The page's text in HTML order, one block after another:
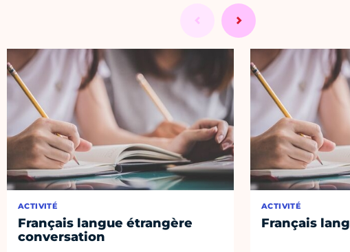
ACTIVITÉ
Français langue étrangère
conversation
ACTIVITÉ
Français